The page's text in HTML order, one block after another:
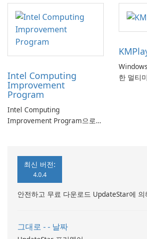
Intel Computing
Improvement
Program
Intel Computing
Improvement Program으로
한 멀티
최신 버전:
4.0.4
안전하고 무료 다운로드 UpdateStar에 의
그대로 - - 날짜